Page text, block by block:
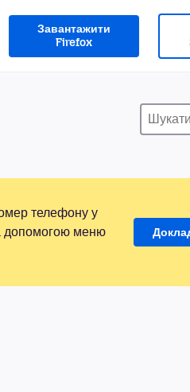
Завантажити
Firefox
телефону у
допомогою меню